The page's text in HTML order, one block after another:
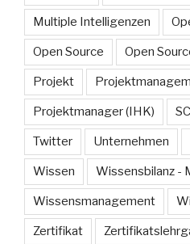
Multiple Intelligenzen
Open Source Open
Projekt
Projektmanager (IHK)
Twitter Unternehmen
Wissen Wissensbilanz -
Wissensmanagement
Zertifikat